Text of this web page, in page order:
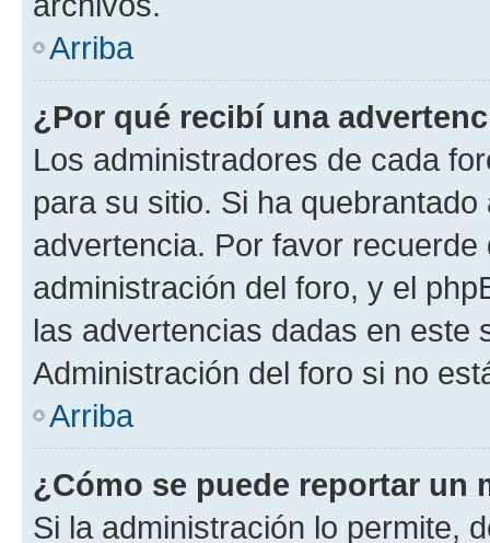
Arriba
¿Por qué recibí una
Los administradores de cada
para su sitio. Si ha
advertencia. Por favor
administración del foro, y el
las advertencias dadas en este
Administración del foro si no
Arriba
¿Cómo se puede reportar un
Si la administración lo permite,